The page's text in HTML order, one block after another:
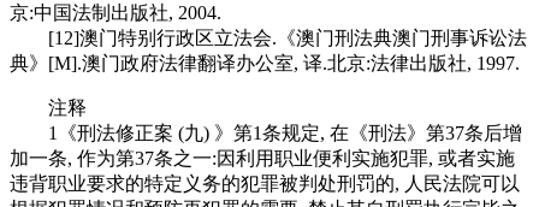
京:中国法制出版社, 2004.
[12]澳门特别行政区立法会.《澳门刑法典澳门刑事诉讼法
典》[M].澳门政府法律翻译办公室, 译.北京:法律出版社, 1997.
注释
1《刑法修正案 (九) 》第1条规定, 在《刑法》第37条后增
加一条, 作为第37条之一:因利用职业便利实施犯罪, 或者实施
违背职业要求的特定义务的犯罪被判处刑罚的, 人民法院可以